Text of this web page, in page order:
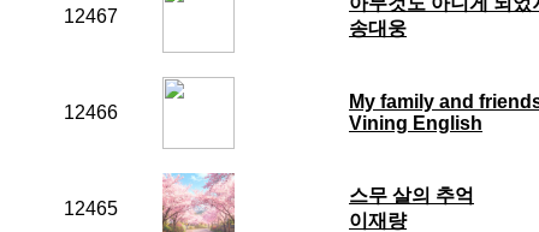
12467
송대웅
12466
My family and
Vining English
12465
스무 살의 추억
이재량